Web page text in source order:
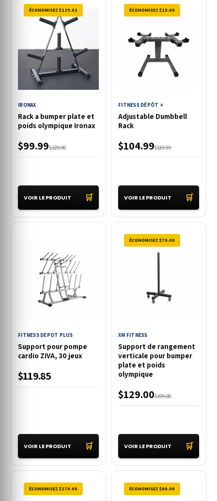
ÉCONOMISEZ $129.01
IRONAX
Rack a bumper plate et
poids olympique Ironax
$229.00
$99.99
VOIR LE PRODUIT 🛒
ÉCONOMISEZ $15.00
FITNESS DÉPÔT +
Adjustable Dumbbell
Rack
$119.99
$104.99
VOIR LE PRODUIT 🛒
FITNESS DEPOT PLUS
Support pour pompe
cardio ZIVA, 30 jeux
$119.85
VOIR LE PRODUIT 🛒
ÉCONOMISEZ $70.00
XM FITNESS
Support de rangement
verticale pour bumper
plate et poids
olympique
$199.00
$129.00
VOIR LE PRODUIT 🛒
ÉCONOMISEZ $270.00 ÉCONOMISEZ $60.00